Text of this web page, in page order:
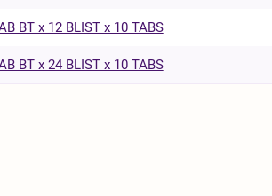
BT x 12 BLIST x 10 TABS
BT x 24 BLIST x 10 TABS